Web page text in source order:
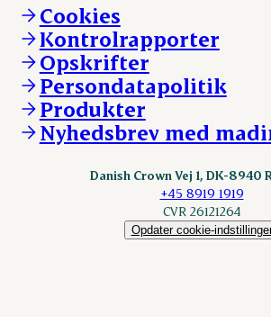
Vores resultater
Vores lokationer
Kontakt
Andelsejere - kreatur
Danishcrownprofessional.com
DAT-Schaub.com
ESS-FOOD.com
Fonden Dansk Gastronomi
KLS.se
nordicspoor.com
Scanhide.dk
Cookies
Kontrolrapporter
Opskrifter
Persondatapolitik
Produkter
Nyhedsbrev med
Danish Crown Vej 1, DK-8940
+45 8919 1919
CVR 26121264
Opdater cookie-